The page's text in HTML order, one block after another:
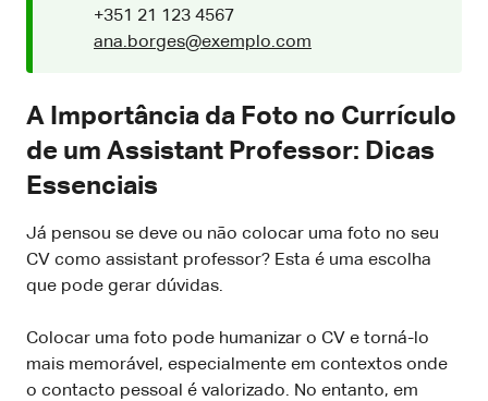
+351 21 123 4567
ana.borges@exemplo.com
A Importância da Foto no Currículo
de um Assistant Professor: Dicas
Essenciais
Já pensou se deve ou não colocar uma foto no seu
CV como assistant professor? Esta é uma escolha
que pode gerar dúvidas.
Colocar uma foto pode humanizar o CV e torná-lo
mais memorável, especialmente em contextos onde
o contacto pessoal é valorizado. No entanto, em